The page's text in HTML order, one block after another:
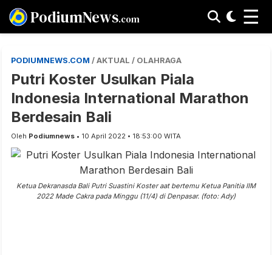
PodiumNews.com ☰
PODIUMNEWS.COM / AKTUAL / OLAHRAGA
Putri Koster Usulkan Piala
Indonesia International Marathon
Berdesain Bali
Oleh Podiumnews • 10 April 2022 • 18:53:00 WITA
Ketua Dekranasda Bali Putri Suastini Koster aat bertemu Ketua Panitia IIM
2022 Made Cakra pada Minggu (11/4) di Denpasar. (foto: Ady)